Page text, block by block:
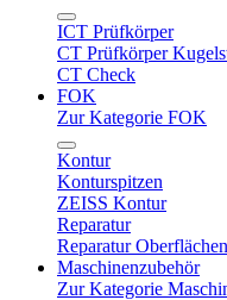
ICT Prüfkörper
CT Prüfkörper
CT Check
FOK
Zur Kategorie FOK
Kontur
Konturspitzen
ZEISS Kontur
Reparatur
Reparatur
Maschinenzubehör
Zur Kategorie